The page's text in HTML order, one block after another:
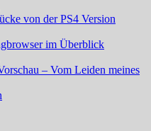
von der PS4 Version
im Überblick
– Vom Leiden meines